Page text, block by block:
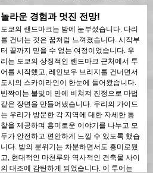
습니다. 이 투어는 모험과 관광을 혼합하고
싶은 첫 방문객에게 이상적입니다. 도쿄의 현
대적인 건축물과 역사적인 지역 간의 대조는
밤의 불빛 속에서 아름답게 드러났습니다. 이
투어를 누구에게나 강력히 추천합니다!
놀라운 경험과 멋진 전망!
도쿄의 랜드마크는 밤에 눈부셨습니다. 다리
를 건너는 것은 꿈처럼 느껴졌습니다. 시작부
터 끝까지 믿을 수 없는 여정이었습니다. 우
리는 도쿄의 상징적인 랜드마크 근처에서 투
어를 시작했고, 레인보우 브리지를 건너면서
도시의 스카이라인이 한눈에 들어왔습니다.
반짝이는 불빛이 만에 비쳐져 진정으로 마법
같은 장면을 만들어냈습니다. 우리의 가이드
는 우리가 방문한 각 지역에 대한 자세한 통
찰을 제공하며 흥미로운 이야기를 나누고 모
두가 안전하고 편안하게 느낄 수 있도록 했습
니다. 밤의 분위기는 차분하면서도 흥미로웠
고, 현대적인 마천루와 역사적인 건축물 사이
의 대조에 감탄하게 되었습니다. 이 투어는